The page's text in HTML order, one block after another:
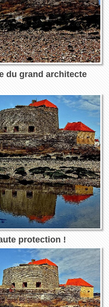
du grand architecte
protection !